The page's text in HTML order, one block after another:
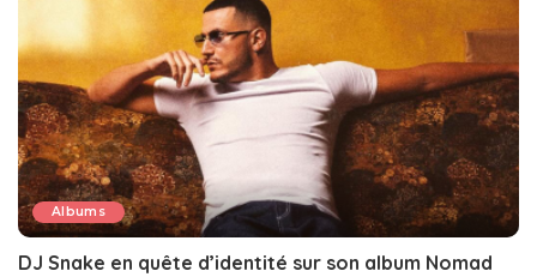
Albums
DJ Snake en quête d’identité sur son album Nomad